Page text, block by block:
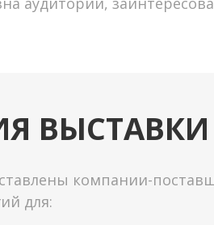
ВЫСТАВКИ
компании-
для: